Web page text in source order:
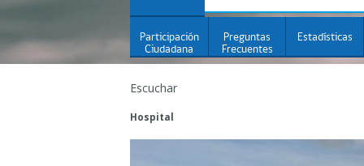
Participación
Ciudadana
Preguntas
Frecuentes
Estadísticas
Escuchar
Hospital